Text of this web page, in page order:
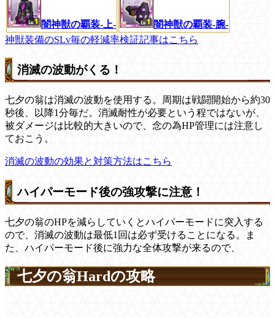
闇神獣の覇装-上-
闇神獣の覇装-腕-
神獣装備のSLv毎の軽減率検証記事はこちら
消滅の波動がくる！
七夕の翁は消滅の波動を使用する。周期は戦闘開始から約30
秒後、以降1分毎だ。消滅耐性が必要という程ではないが、
被ダメージは比較的大きいので、念の為HP管理には注意し
ておこう。
消滅の波動の効果と対策方法はこちら
ハイパーモード後の強攻撃に注意！
七夕の翁のHPを減らしていくとハイパーモードに突入する
ので、消滅の波動は最低1回は必ず受けることになる。ま
た、ハイパーモード後に強力な全体攻撃が来るので、
七夕の翁Hardの攻略